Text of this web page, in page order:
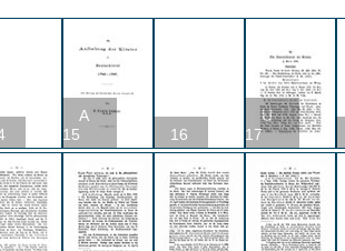
A
15
16
U
17